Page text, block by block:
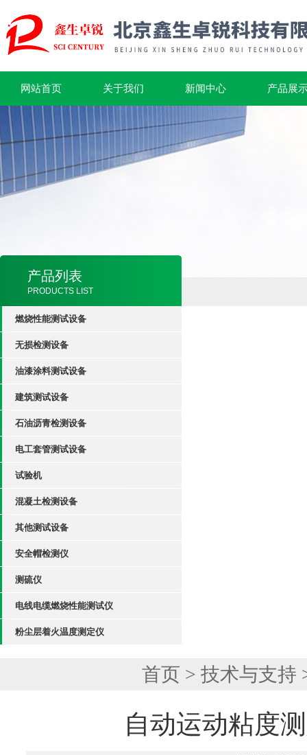
网站首页 关于我们 新闻中心 产品展
产品列表
PRODUCTS LIST
燃烧性能测试设备
无损检测设备
油漆涂料测试设备
建筑测试设备
石油沥青检测设备
电工套管测试设备
试验机
混凝土检测设备
其他测试设备
安全帽检测仪
测硫仪
电线电缆燃烧性能测试仪
粉尘层着火温度测定仪
首页 > 技术与支持
自动运动粘度